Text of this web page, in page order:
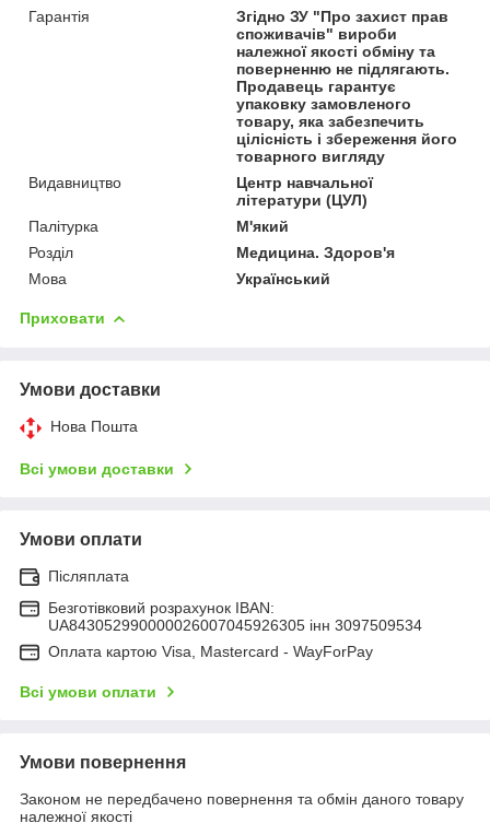
Гарантія
Згідно ЗУ "Про захист прав
споживачів" вироби
належної якості обміну та
поверненню не підлягають.
Продавець гарантує
упаковку замовленого
товару, яка забезпечить
цілісність і збереження його
товарного вигляду
Видавництво
Центр навчальної
літератури (ЦУЛ)
Палітурка
М'який
Розділ
Медицина. Здоров'я
Мова
Український
Приховати
Умови доставки
Нова Пошта
Всі умови доставки
Умови оплати
Післяплата
Безготівковий розрахунок IBAN:
UA843052990000026007045926305 інн 3097509534
Оплата картою Visa, Mastercard - WayForPay
Всі умови оплати
Умови повернення
Законом не передбачено повернення та обмін даного товару
належної якості